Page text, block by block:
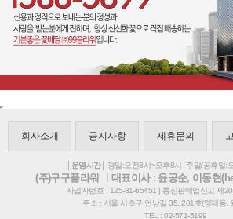
회사소개 공지사항 제휴문의
│운영시간│ 평일:오전8시~오후8시│주말/공휴일:
(주)구구플라워 ㅣ대표이사 : 윤공순, 이동현
사업자번호 : 125-81-65451 | 통신판매업신고 제
주소 : 서울 서초구 언남길 35, 201호(양재동,
TEL : 02-571-5199